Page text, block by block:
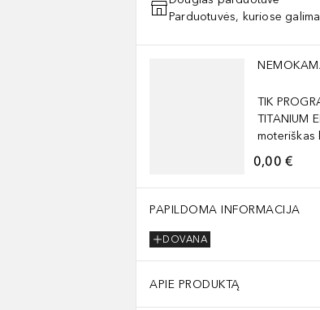
Parduotuvės, kuriose
Praleisti slankiklį
TIK
TITANIUM
moteriškas
0,00 €
PAPILDOMA INFORMACIJA
DOVANA
APIE PRODUKTĄ